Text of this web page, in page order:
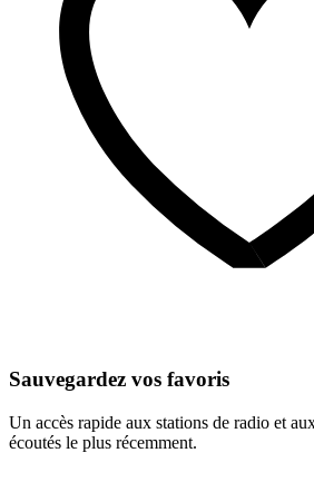
Sauvegardez vos favoris
Un accès rapide aux stations de radio et
écoutés le plus récemment.